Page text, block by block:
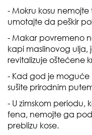
- Mokru kosu
umotajte da peškir
- Makar povremeno
kapi maslinovog ulja,
revitalizuje oštećene
- Kad god je
sušite prirodnim
- U zimskom
fena, nemojte ga
preblizu kose.